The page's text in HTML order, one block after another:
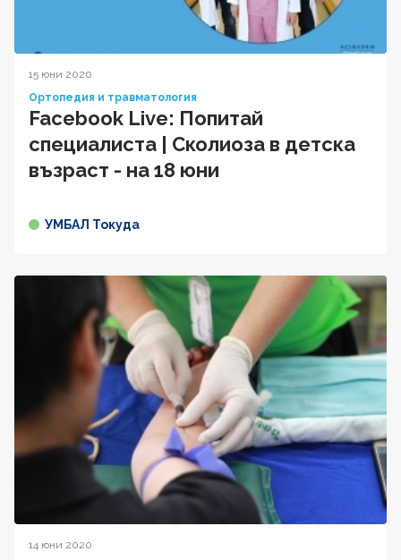
15 юни 2020
Ортопедия и травматология
Facebook Live: Попитай
специалиста | Сколиоза в детска
възраст - на 18 юни
УМБАЛ Токуда
14 юни 2020